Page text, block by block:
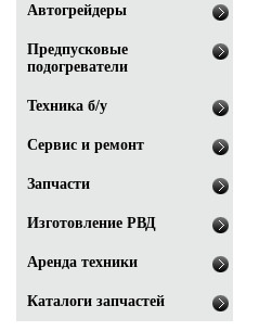
Автогрейдеры
Предпусковые
подогреватели
Техника б/у
Сервис и ремонт
Запчасти
Изготовление РВД
Аренда техники
Каталоги запчастей